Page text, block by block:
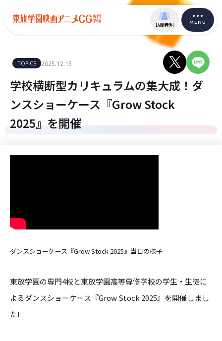
訪問者別 MENU
TOPICS 2025.12.15
学校横断型カリキュラムの集大成！ダ
ンスショーケース『Grow Stock
2025』を開催
ダンスショーケース『Grow Stock 2025』当日の様子
東放学園の専門4校と東放学園高等専修学校の学生・生徒に
よるダンスショーケース『Grow Stock 2025』を開催しまし
た!